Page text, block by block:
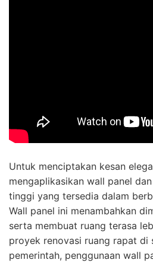
Untuk menciptakan kesan
mengaplikasikan wall panel
tinggi yang tersedia dalam
Wall panel ini menambahkan
serta membuat ruang terasa
proyek renovasi ruang rapat di
pemerintah, penggunaan wall